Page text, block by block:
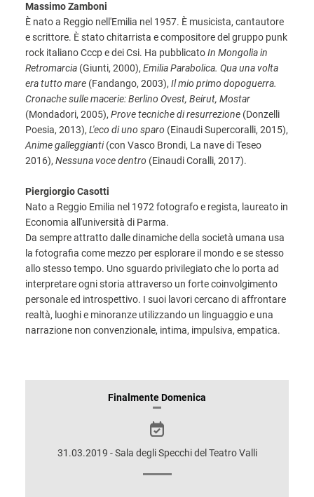
Massimo Zamboni
È nato a Reggio nell'Emilia nel 1957. È musicista, cantautore
e scrittore. È stato chitarrista e compositore del gruppo punk
rock italiano Cccp e dei Csi. Ha pubblicatoIn Mongolia in
Retromarcia (Giunti, 2000), Emilia Parabolica. Qua una volta
era tutto mare (Fandango, 2003), Il mio primo dopoguerra.
Cronache sulle macerie: Berlino Ovest, Beirut, Mostar
(Mondadori, 2005), Prove tecniche di resurrezione (Donzelli
Poesia, 2013), L'eco di uno sparo (Einaudi Supercoralli, 2015),
Anime galleggianti(con Vasco Brondi, La nave di Teseo
2016), Nessuna voce dentro (Einaudi Coralli, 2017).
Piergiorgio Casotti
Nato a Reggio Emilia nel 1972 fotografo e regista, laureato in
Economia all'università di Parma.
Da sempre attratto dalle dinamiche della società umana usa
la fotografia come mezzo per esplorare il mondo e se stesso
allo stesso tempo. Uno sguardo privilegiato che lo porta ad
interpretare ogni storia attraverso un forte coinvolgimento
personale ed introspettivo. I suoi lavori cercano di affrontare
realtà, luoghi e minoranze utilizzando un linguaggio e una
narrazione non convenzionale, intima, impulsiva, empatica.
INFORMAZIONIFinalmente Domenica
31.03.2019 - Sala degli Specchi del Teatro Valli